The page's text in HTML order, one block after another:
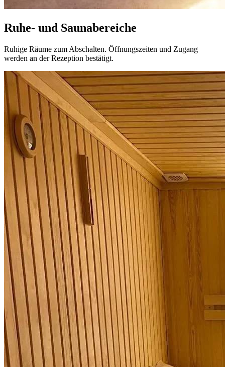
Ruhe- und Saunabereiche
Ruhige Räume zum Abschalten. Öffnungszeiten und Zugang
werden an der Rezeption bestätigt.